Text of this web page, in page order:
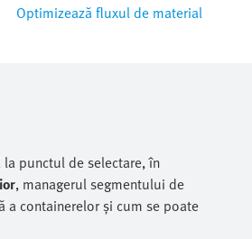
Optimizează fluxul de material
punctul de selectare, în
, managerul segmentului de
a containerelor și cum se poate